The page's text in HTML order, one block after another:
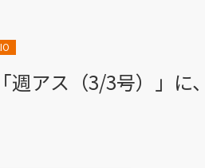
週アス（3/3号）」に